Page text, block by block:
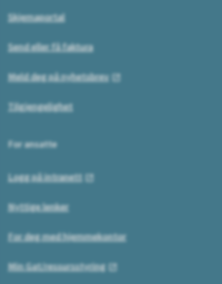
Skjemaportal
Send eller få faktura
Meld deg på nyhetsbrev
Tilgjengelighet
For ansatte
Logg på intranett
Nyttige lenker
For deg med hjemmekontor
Min Gat/ressursstyring